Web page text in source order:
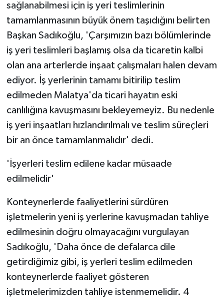
sağlanabilmesi için iş yeri teslimlerinin
tamamlanmasının büyük önem taşıdığını belirten
Başkan Sadıkoğlu, 'Çarşımızın bazı bölümlerinde
iş yeri teslimleri başlamış olsa da ticaretin kalbi
olan ana arterlerde inşaat çalışmaları halen devam
ediyor. İş yerlerinin tamamı bitirilip teslim
edilmeden Malatya'da ticari hayatın eski
canlılığına kavuşmasını bekleyemeyiz. Bu nedenle
iş yeri inşaatları hızlandırılmalı ve teslim süreçleri
bir an önce tamamlanmalıdır' dedi.
'İşyerleri teslim edilene kadar müsaade
edilmelidir'
Konteynerlerde faaliyetlerini sürdüren
işletmelerin yeni iş yerlerine kavuşmadan tahliye
edilmesinin doğru olmayacağını vurgulayan
Sadıkoğlu, 'Daha önce de defalarca dile
getirdiğimiz gibi, iş yerleri teslim edilmeden
konteynerlerde faaliyet gösteren
işletmelerimizden tahliye istenmemelidir. 4